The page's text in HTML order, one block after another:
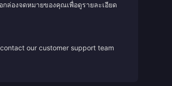
ล่องจดหมายของคุณเพื่อดูรายละเอียด
our customer support team